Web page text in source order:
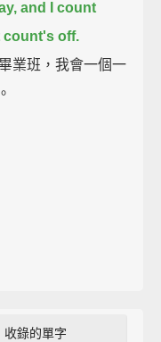
and I count
count's off.
業班，我會一個一
收錄的單字